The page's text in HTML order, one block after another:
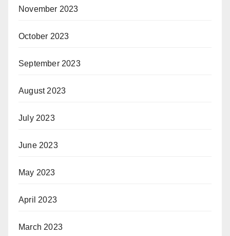
November 2023
October 2023
September 2023
August 2023
July 2023
June 2023
May 2023
April 2023
March 2023